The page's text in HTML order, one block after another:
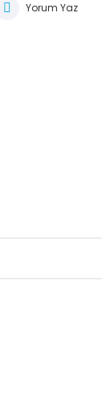
Yorum Yaz